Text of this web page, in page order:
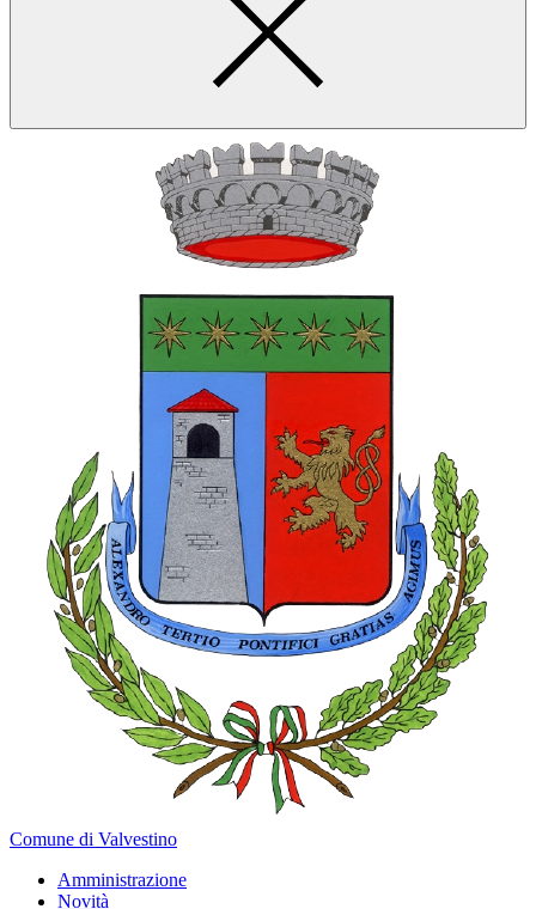
Comune di Valvestino
Amministrazione
Novità